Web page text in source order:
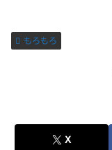
もろもろ
X